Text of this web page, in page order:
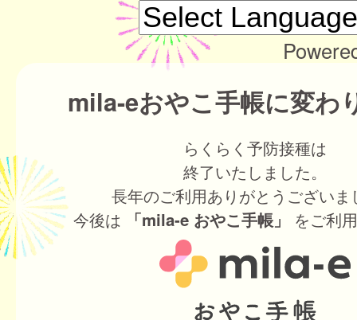
mila-eおやこ手帳に変わ
らくらく予防接種は
終了いたしました。
長年のご利用ありがとうございま
今後は
「mila-e おやこ手帳」 をご利